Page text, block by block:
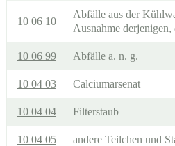
10 06 10
Abfälle aus der
Ausnahme
10 06 99 Abfälle a. n. g.
10 04 03 Calciumarsenat
10 04 04 Filterstaub
10 04 05 andere Teilchen und